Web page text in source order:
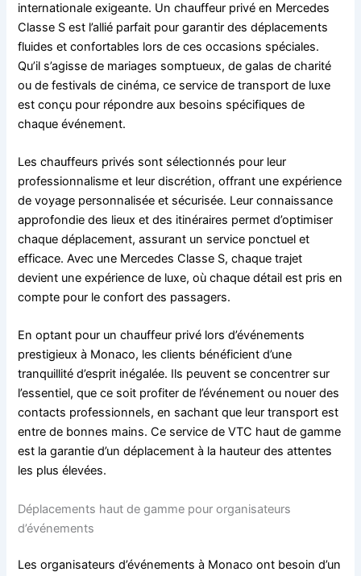
internationale exigeante. Un chauffeur privé en Mercedes
Classe S est l’allié parfait pour garantir des déplacements
fluides et confortables lors de ces occasions spéciales.
Qu’il s’agisse de mariages somptueux, de galas de charité
ou de festivals de cinéma, ce service de transport de luxe
est conçu pour répondre aux besoins spécifiques de
chaque événement.
Les chauffeurs privés sont sélectionnés pour leur
professionnalisme et leur discrétion, offrant une expérience
de voyage personnalisée et sécurisée. Leur connaissance
approfondie des lieux et des itinéraires permet d’optimiser
chaque déplacement, assurant un service ponctuel et
efficace. Avec une Mercedes Classe S, chaque trajet
devient une expérience de luxe, où chaque détail est pris en
compte pour le confort des passagers.
En optant pour un chauffeur privé lors d’événements
prestigieux à Monaco, les clients bénéficient d’une
tranquillité d’esprit inégalée. Ils peuvent se concentrer sur
l’essentiel, que ce soit profiter de l’événement ou nouer des
contacts professionnels, en sachant que leur transport est
entre de bonnes mains. Ce service de VTC haut de gamme
est la garantie d’un déplacement à la hauteur des attentes
les plus élevées.
Déplacements haut de gamme pour organisateurs
d’événements
Les organisateurs d’événements à Monaco ont besoin d’un